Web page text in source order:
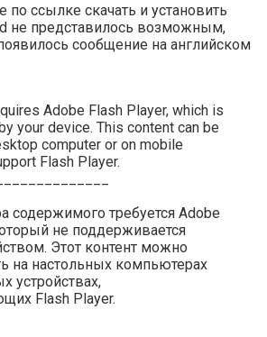
по ссылке скачать и установить
не представилось возможным,
сообщение на английском
Adobe Flash Player, which is
your device. This content can be
computer or on mobile
Flash Player.
содержимого требуется Adobe
не поддерживается
Этот контент можно
на настольных компьютерах
устройствах,
Flash Player.